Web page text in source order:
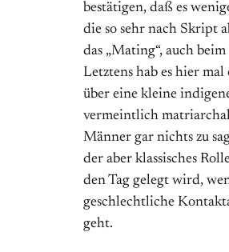
bestätigen, daß es
die so sehr nach Skript
das „Mating“, auch
Letztens hab es hier
über eine kleine
vermeintlich
Männer gar nichts zu
der aber klassisches
den Tag gelegt wird,
geschlechtliche
geht.